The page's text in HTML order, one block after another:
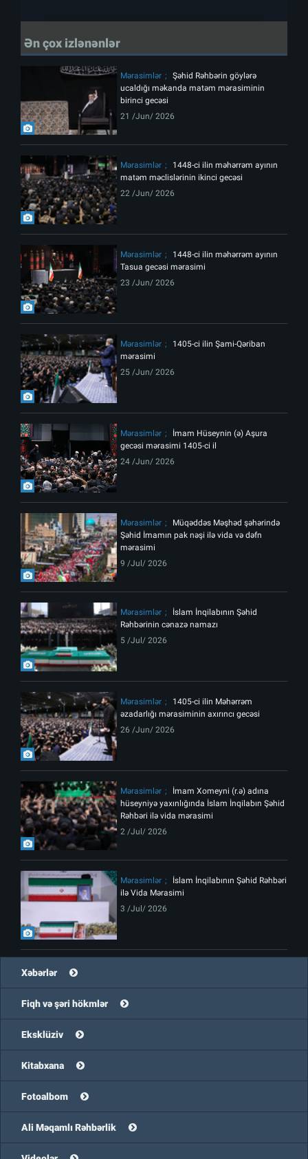
Ən çox izlənənlər
Mərasimlər
Şəhid Rəhbərin göylərə
ucaldığı məkanda matəm mərasiminin
birinci gecəsi
21 /Jun/ 2026
Mərasimlər
1448-ci ilin məhərrəm ayının
matəm məclislərinin ikinci gecəsi
22 /Jun/ 2026
Mərasimlər
1448-ci ilin məhərrəm ayının
Tasua gecəsi mərasimi
23 /Jun/ 2026
Mərasimlər
1405-ci ilin Şami-Qəriban
mərasimi
25 /Jun/ 2026
Mərasimlər
İmam Hüseynin (ə) Aşura
gecəsi mərasimi 1405-ci il
24 /Jun/ 2026
Mərasimlər
Müqəddəs Məşhəd şəhərində
Şəhid İmamın pak nəşi ilə vida və dəfn
mərasimi
9 /Jul/ 2026
Mərasimlər
İslam İnqilabının Şəhid
Rəhbərinin cənazə namazı
5 /Jul/ 2026
Mərasimlər
1405-ci ilin Məhərrəm
əzadarlığı mərasiminin axırıncı gecəsi
26 /Jun/ 2026
Mərasimlər
İmam Xomeyni (r.ə) adına
hüseyniyə yaxınlığında İslam İnqilabın Şəhid
Rəhbəri ilə vida mərasimi
2 /Jul/ 2026
Mərasimlər
İslam İnqilabının Şəhid Rəhbəri
ilə Vida Mərasimi
3 /Jul/ 2026
Xəbərlər
Fiqh və şəri hökmlər
Eksklüziv
Kitabxana
Fotoalbom
Ali Məqamlı Rəhbərlik